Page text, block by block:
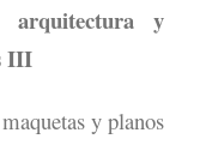
y
III
y planos